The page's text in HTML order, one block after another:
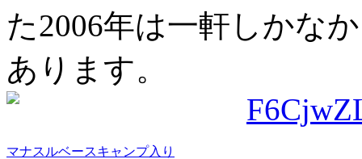
た2006年は一軒しかな
あります。
マナスルベースキャンプ入り